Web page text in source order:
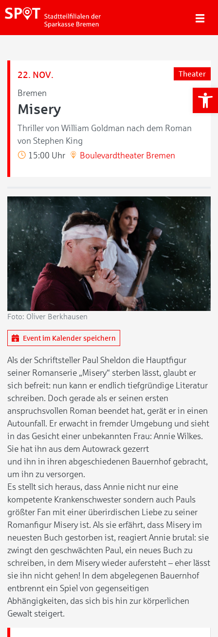
22. NOV.
Bremen
Theater
Misery
Thriller von William Goldman nach dem Roman
von Stephen King
15:00 Uhr
Boulevardtheater Bremen
Foto: Oliver Berkhausen
Event im Kalender speichern
Als der Schriftsteller Paul Sheldon die Hauptfigur
seiner Romanserie „Misery“ sterben lässt, glaubt er
sich befreit: nun kann er endlich tiefgründige Literatur
schreiben. Doch gerade als er seinen ersten
anspruchsvollen Roman beendet hat, gerät er in einen
Autounfall. Er erwacht in fremder Umgebung und sieht
in das Gesicht einer unbekannten Frau: Annie Wilkes.
Sie hat ihn aus dem Autowrack gezerrt
und ihn in ihren abgeschiedenen Bauernhof gebracht,
um ihn zu versorgen.
Es stellt sich heraus, dass Annie nicht nur eine
kompetente Krankenschwester sondern auch Pauls
größter Fan mit einer überirdischen Liebe zu seiner
Romanfigur Misery ist. Als sie erfährt, dass Misery im
neuesten Buch gestorben ist, reagiert Annie brutal: sie
zwingt den geschwächten Paul, ein neues Buch zu
schreiben, in dem Misery wieder aufersteht – eher lässt
sie ihn nicht gehen! In dem abgelegenen Bauernhof
entbrennt ein Spiel von gegenseitigen
Abhängigkeiten, das sich bis hin zur körperlichen
Gewalt steigert.